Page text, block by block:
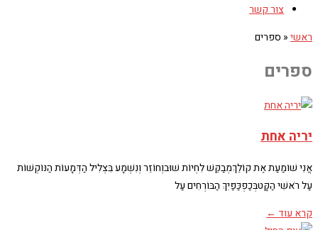
צור קשר
ראשי« ספרים
ספרים
יריה אחת
אֲנִי שׁוֹמַעַת אֶת קוֹלֵךְמְבַקֵּשׁ לִחְיוֹת שׁוּבוְחוֹזֵר וְנִשְׁמָע בִּצְלִיל הַדְּמָעוֹת הַנּוֹקְשׁוֹת
עַל רֹאשִׁי הַקָּטבְּכַפְכַּפַּיִךְ הַבּוֹרְחִים עַל
קרא עוד ←